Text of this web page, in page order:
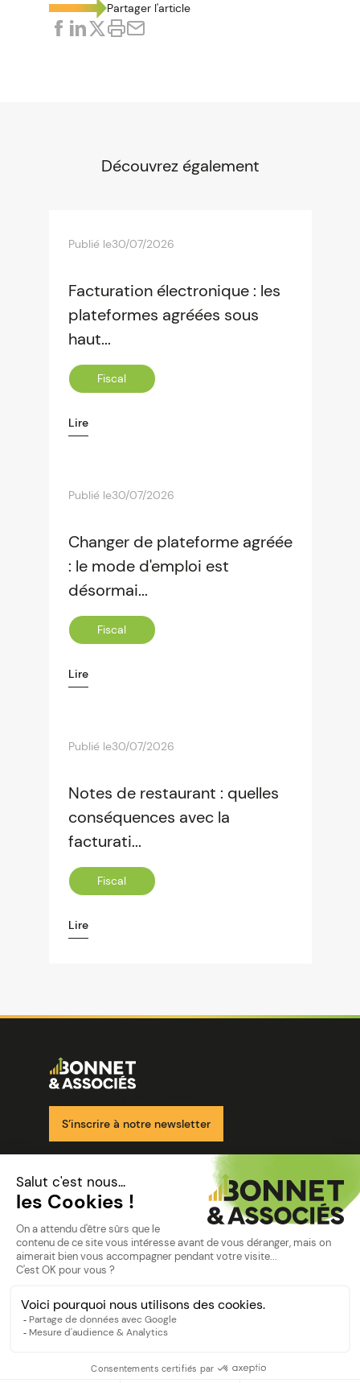
Partager l'article
Découvrez également
Publié le30/07/2026
Facturation électronique : les
plateformes agréées sous
haut...
Fiscal
Lire
Publié le30/07/2026
Changer de plateforme agréée
: le mode d'emploi est
désormai...
Fiscal
Lire
Publié le30/07/2026
Notes de restaurant : quelles
conséquences avec la
facturati...
Fiscal
Lire
Image
S’inscrire à notre newsletter
Nos solutions
Nos cabinets
Mon espace client
Politique de confidentialité
©Bonnet2023